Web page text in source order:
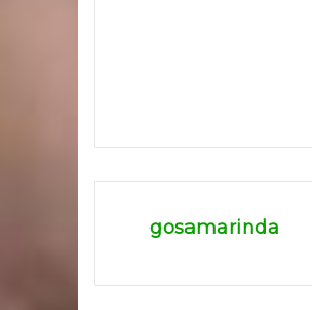
gosamarinda